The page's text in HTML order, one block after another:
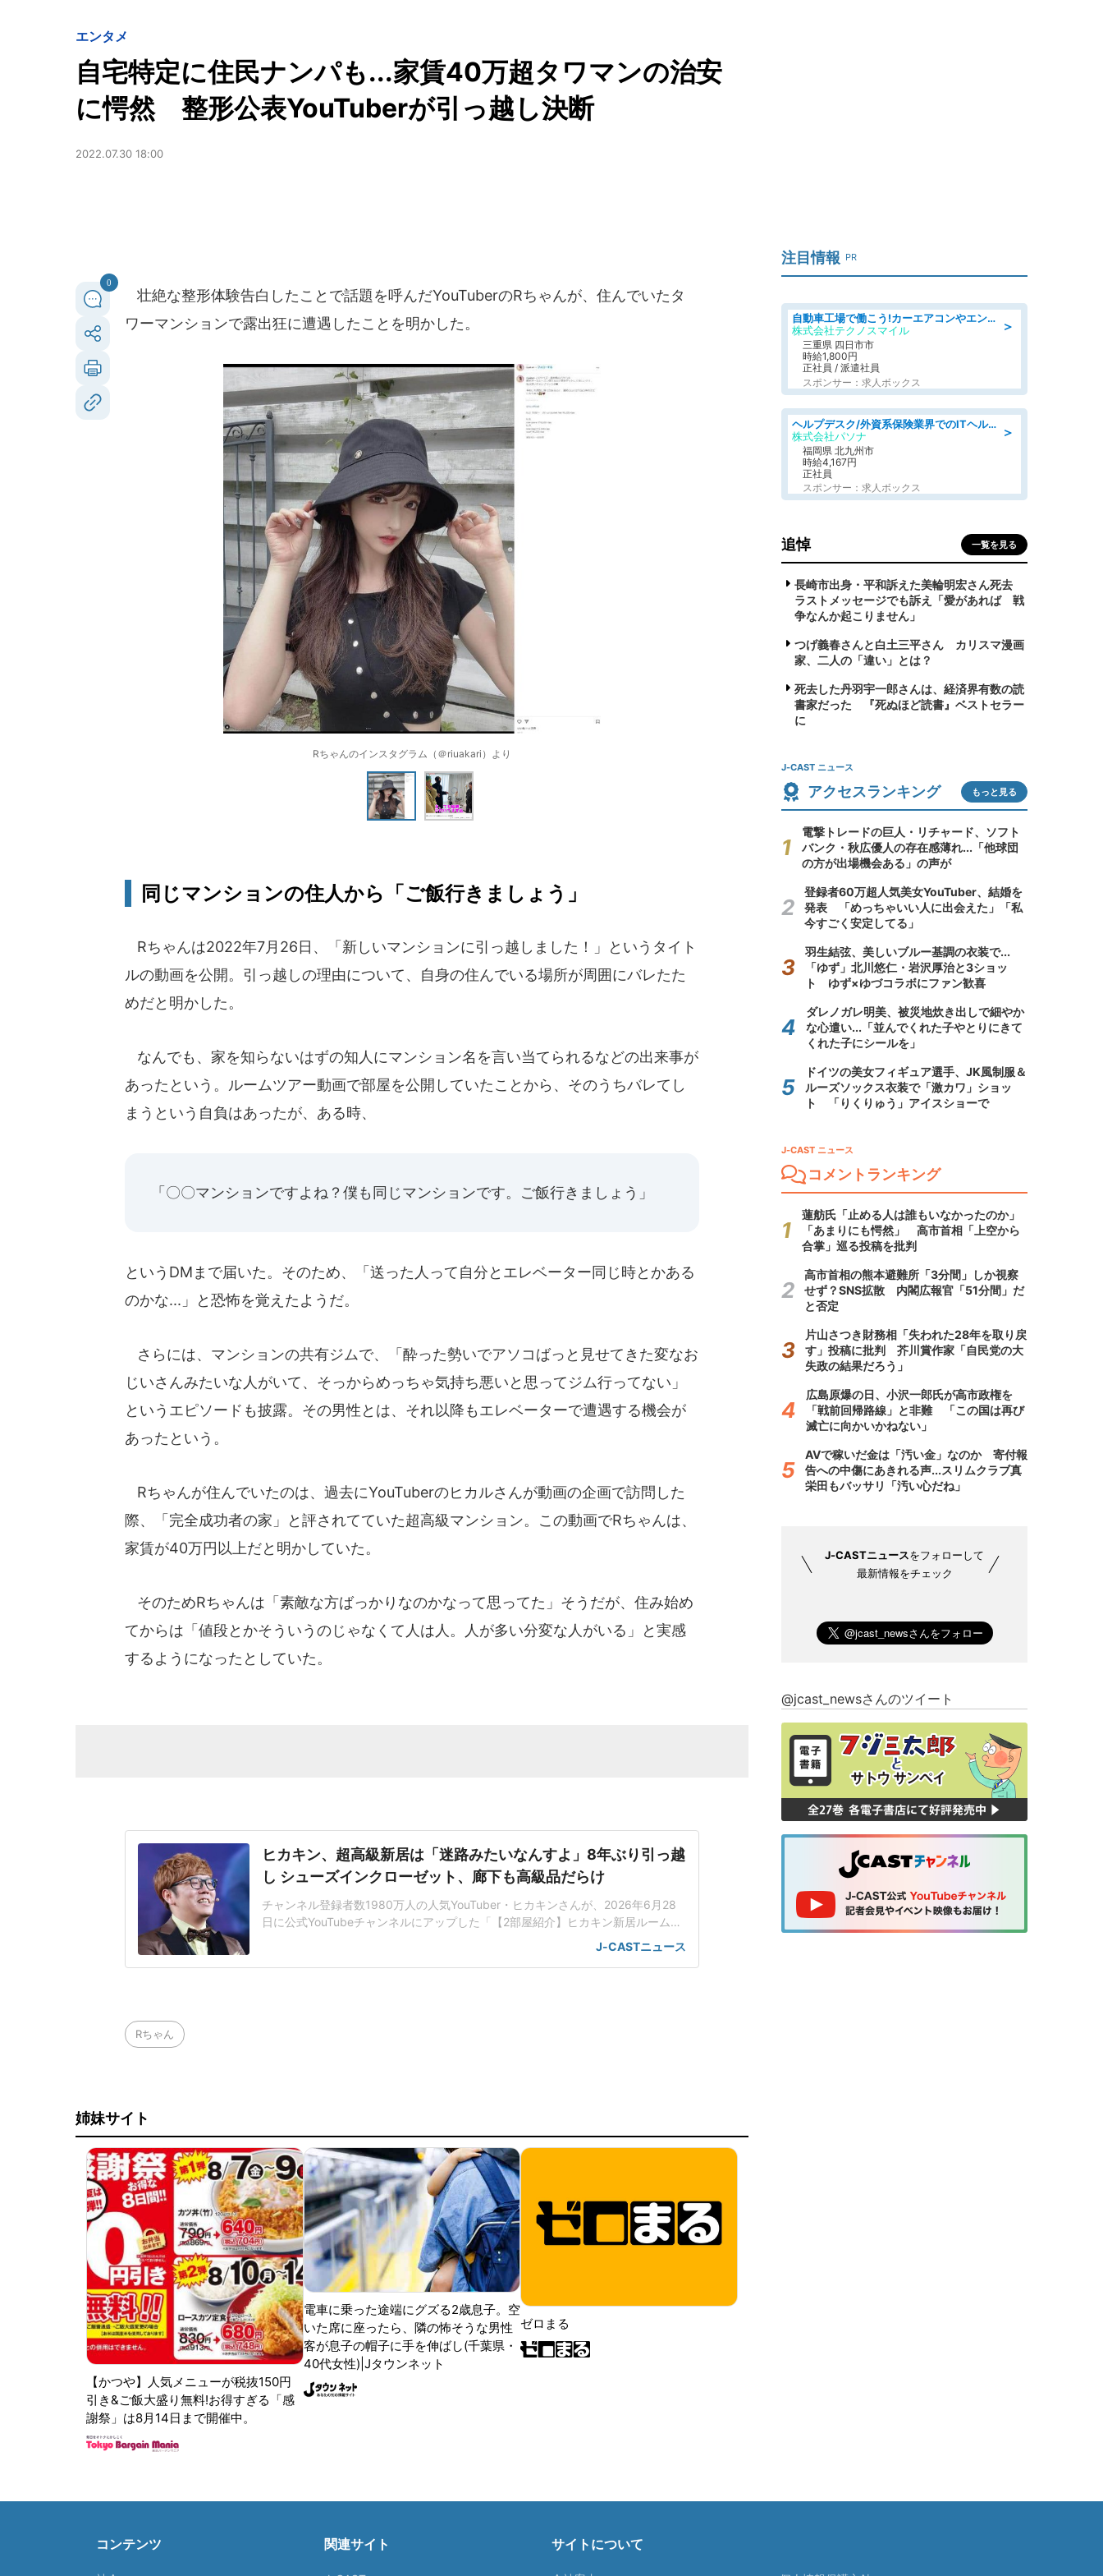
エンタメ
自宅特定に住民ナンパも...家賃40万超タワマンの治安
に愕然 整形公表YouTuberが引っ越し決断
2022.07.30 18:00
0
壮絶な整形体験告白したことで話題を呼んだYouTuberのRちゃんが、住んでいたタ
ワーマンションで露出狂に遭遇したことを明かした。
Rちゃんのインスタグラム（＠riuakari）より
同じマンションの住人から「ご飯行きましょう」
Rちゃんは2022年7月26日、「新しいマンションに引っ越しました！」というタイト
ルの動画を公開。引っ越しの理由について、自身の住んでいる場所が周囲にバレたた
めだと明かした。
なんでも、家を知らないはずの知人にマンション名を言い当てられるなどの出来事が
あったという。ルームツアー動画で部屋を公開していたことから、そのうちバレてし
まうという自負はあったが、ある時、
「〇〇マンションですよね？僕も同じマンションです。ご飯行きましょう」
というDMまで届いた。そのため、「送った人って自分とエレベーター同じ時とかある
のかな...」と恐怖を覚えたようだ。
さらには、マンションの共有ジムで、「酔った勢いでアソコばっと見せてきた変なお
じいさんみたいな人がいて、そっからめっちゃ気持ち悪いと思ってジム行ってない」
というエピソードも披露。その男性とは、それ以降もエレベーターで遭遇する機会が
あったという。
Rちゃんが住んでいたのは、過去にYouTuberのヒカルさんが動画の企画で訪問した
際、「完全成功者の家」と評されてていた超高級マンション。この動画でRちゃんは、
家賃が40万円以上だと明かしていた。
そのためRちゃんは「素敵な方ばっかりなのかなって思ってた」そうだが、住み始め
てからは「値段とかそういうのじゃなくて人は人。人が多い分変な人がいる」と実感
するようになったとしていた。
ヒカキン、超高級新居は「迷路みたいなんすよ」8年ぶり引っ越
し シューズインクローゼット、廊下も高級品だらけ
チャンネル登録者数1980万人の人気YouTuber・ヒカキンさんが、2026年6月28
日に公式YouTubeチャンネルにアップした「【2部屋紹介】ヒカキン新居ルームツ
アー2026【8年ぶりの引っ越し】」で、引っ越ししたことを報告。豪華な新居の
全貌が明かされた。「家族のため」に引っ越しを決意8年ぶりに引っ越しをしたと
J-CASTニュース
Rちゃん
姉妹サイト
【かつや】人気メニューが税抜150円
引き&ご飯大盛り無料!お得すぎる「感
謝祭」は8月14日まで開催中。
電車に乗った途端にグズる2歳息子。空
いた席に座ったら、隣の怖そうな男性
客が息子の帽子に手を伸ばし(千葉県・
40代女性)|Jタウンネット
ゼロまる
注目情報 PR
＞
自動車工場で働こう!カーエアコンやエンジンの製造・加工業務/寮完備 denso aichi
株式会社テクノスマイル
三重県 四日市市
時給1,800円
正社員 / 派遣社員
スポンサー：求人ボックス
＞
ヘルプデスク/外資系保険業界でのITヘルプデスク業務/駅近/即日勤務可/ヘルプデスク
株式会社パソナ
福岡県 北九州市
時給4,167円
正社員
スポンサー：求人ボックス
追悼 一覧を見る
長崎市出身・平和訴えた美輪明宏さん死去
ラストメッセージでも訴え「愛があれば 戦
争なんか起こりません」
つげ義春さんと白土三平さん カリスマ漫画
家、二人の「違い」とは？
死去した丹羽宇一郎さんは、経済界有数の読
書家だった 『死ぬほど読書』ベストセラー
に
J-CAST ニュース
アクセスランキング もっと見る
電撃トレードの巨人・リチャード、ソフト
バンク・秋広優人の存在感薄れ...「他球団
の方が出場機会ある」の声が
登録者60万超人気美女YouTuber、結婚を
発表 「めっちゃいい人に出会えた」「私
今すごく安定してる」
羽生結弦、美しいブルー基調の衣装で...
「ゆず」北川悠仁・岩沢厚治と3ショッ
ト ゆず×ゆづコラボにファン歓喜
ダレノガレ明美、被災地炊き出しで細やか
な心遣い...「並んでくれた子やとりにきて
くれた子にシールを」
ドイツの美女フィギュア選手、JK風制服＆
ルーズソックス衣装で「激カワ」ショッ
ト 「りくりゅう」アイスショーで
J-CAST ニュース
コメントランキング
蓮舫氏「止める人は誰もいなかったのか」
「あまりにも愕然」 高市首相「上空から
合掌」巡る投稿を批判
高市首相の熊本避難所「3分間」しか視察
せず？SNS拡散 内閣広報官「51分間」だ
と否定
片山さつき財務相「失われた28年を取り戻
す」投稿に批判 芥川賞作家「自民党の大
失政の結果だろう」
広島原爆の日、小沢一郎氏が高市政権を
「戦前回帰路線」と非難 「この国は再び
滅亡に向かいかねない」
AVで稼いだ金は「汚い金」なのか 寄付報
告への中傷にあきれる声...スリムクラブ真
栄田もバッサリ「汚い心だね」
J-CASTニュースをフォローして
最新情報をチェック
@jcast_newsさんのツイート
コンテンツ 関連サイト サイトについて